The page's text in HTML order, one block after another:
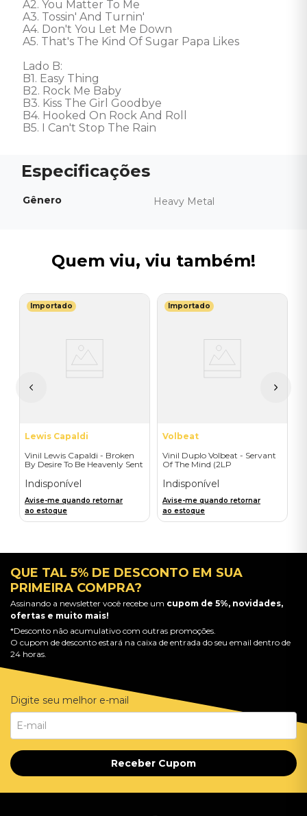
A2. You Matter To Me
A3. Tossin' And Turnin'
A4. Don't You Let Me Down
A5. That's The Kind Of Sugar Papa Likes
Lado B:
B1. Easy Thing
B2. Rock Me Baby
B3. Kiss The Girl Goodbye
B4. Hooked On Rock And Roll
B5. I Can't Stop The Rain
Gênero Heavy Metal
Quem viu, viu também!
Importado
Lewis Capaldi
Vinil Lewis Capaldi - Broken
By Desire To Be Heavenly Sent
Indisponível
Avise-me quando retornar
ao estoque
Importado
Volbeat
Vinil Duplo Volbeat - Servant
Of The Mind (2LP
Importado
Indisponível
Avise-me quando retornar
ao estoque
QUE TAL 5% DE DESCONTO EM SUA
PRIMEIRA COMPRA?
Assinando a newsletter você recebe um cupom de 5%, novidades,
ofertas e muito mais!
*Desconto não acumulativo com outras promoções.
O cupom de desconto estará na caixa de entrada do seu email dentro de
24 horas.
Digite seu melhor e-mail
Receber Cupom